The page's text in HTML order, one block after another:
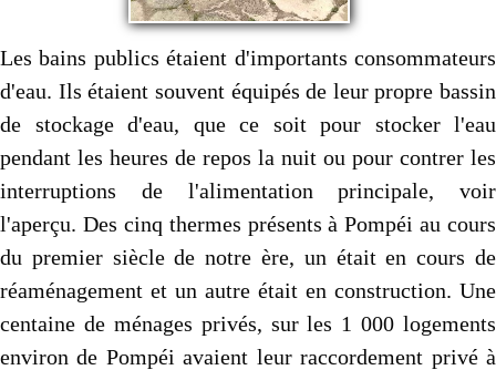
Les bains publics étaient d'importants consommateurs
d'eau. Ils étaient souvent équipés de leur propre bassin
de stockage d'eau, que ce soit pour stocker l'eau
pendant les heures de repos la nuit ou pour contrer les
interruptions de l'alimentation principale, voir
l'aperçu. Des cinq thermes présents à Pompéi au cours
du premier siècle de notre ère, un était en cours de
réaménagement et un autre était en construction. Une
centaine de ménages privés, sur les 1 000 logements
environ de Pompéi avaient leur raccordement privé à